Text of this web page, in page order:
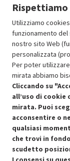
Approfitta
Condizioni
Cookie Policy
Utilizziamo
funzionamento
nostro sito Web
personalizzata
Per poter
mirata abbiamo
Cliccando su
all’uso di
mirata. Puoi
acconsentire o
qualsiasi
che trovi in
scudetto